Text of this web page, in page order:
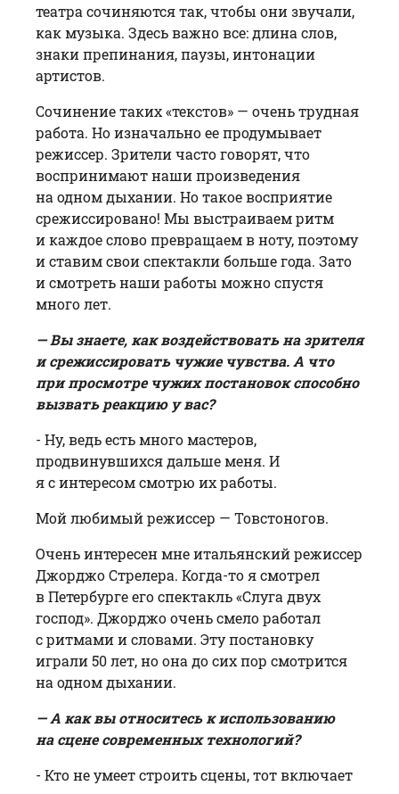
театра сочиняются так, чтобы они звучали,
как музыка. Здесь важно все: длина слов,
знаки препинания, паузы, интонации
артистов.
Сочинение таких «текстов» — очень трудная
работа. Но изначально ее продумывает
режиссер. Зрители часто говорят, что
воспринимают наши произведения
на одном дыхании. Но такое восприятие
срежиссировано! Мы выстраиваем ритм
и каждое слово превращаем в ноту, поэтому
и ставим свои спектакли больше года. Зато
и смотреть наши работы можно спустя
много лет.
— Вы знаете, как воздействовать на зрителя
и срежиссировать чужие чувства. А что
при просмотре чужих постановок способно
вызвать реакцию у вас?
- Ну, ведь есть много мастеров,
продвинувшихся дальше меня. И
я с интересом смотрю их работы.
Мой любимый режиссер — Товстоногов.
Очень интересен мне итальянский режиссер
Джорджо Стрелера. Когда-то я смотрел
в Петербурге его спектакль «Слуга двух
господ». Джорджо очень смело работал
с ритмами и словами. Эту постановку
играли 50 лет, но она до сих пор смотрится
на одном дыхании.
— А как вы относитесь к использованию
на сцене современных технологий?
- Кто не умеет строить сцены, тот включает